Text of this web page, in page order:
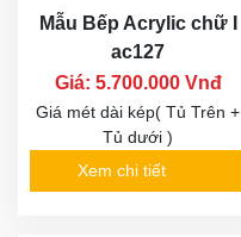
Mẫu Bếp Acrylic chữ I
ac127
Giá: 5.700.000 Vnđ
Giá mét dài kép( Tủ Trên +
Tủ dưới )
Xem chi tiết